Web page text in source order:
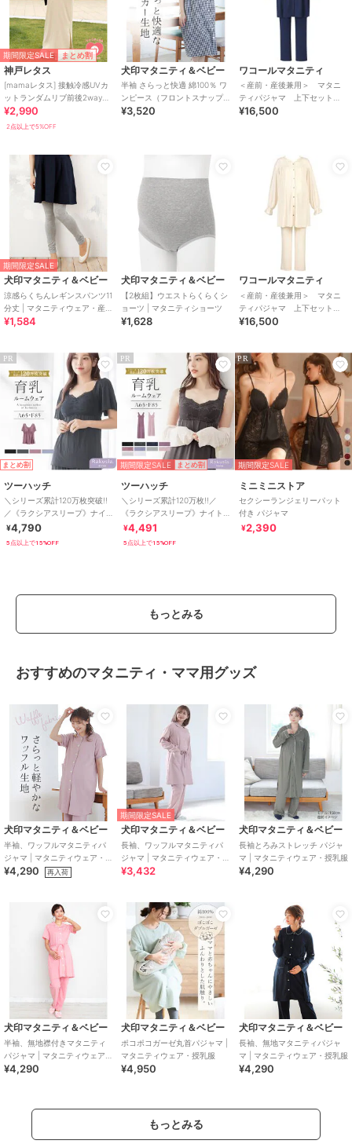
期間限定SALE まとめ割
神戸レタス
[mamaレタス] 接触冷感UVカ
ットランダムリブ前後2wayフ
ロントジップマタニティワン
ピース
¥2,990
2点以上で5%OFF
犬印マタニティ＆ベビー
半袖 さらっと快適 綿100％ ワ
ンピース（フロントスナップ
タイプ） | マタニティウェア・
¥3,520
ワコールマタニティ
＜産前・産後兼用＞ マタニ
ティパジャマ 上下セット
（ＭＦＶ２８３）
¥16,500
期間限定SALE
犬印マタニティ＆ベビー
涼感らくちんレギンスパンツ11
分丈 | マタニティウェア・産後
服
¥1,584
犬印マタニティ＆ベビー
【2枚組】ウエストらくらくシ
ョーツ | マタニティショーツ
¥1,628
ワコールマタニティ
＜産前・産後兼用＞ マタニ
ティパジャマ 上下セット
（ＭＦＹ２３５）
¥16,500
PR
まとめ割
ツーハッチ
＼シリーズ累計120万枚突破!!
／《ラクシアスリープ》ナイ
トブラキャミ半袖
¥4,790
5点以上で15%OFF
PR
期間限定SALE まとめ割
ツーハッチ
＼シリーズ累計120万枚!!／
《ラクシアスリープ》ナイト
ブラワンピース 【ナイトブラ
一体型】
¥4,491
5点以上で15%OFF
PR
期間限定SALE
ミニミニストア
セクシーランジェリーパット
付き パジャマ
¥2,390
もっとみる
おすすめのマタニティ・ママ用グッズ
犬印マタニティ＆ベビー
半袖、ワッフルマタニティパ
ジャマ | マタニティウェア・授
乳服
¥4,290 再入荷
期間限定SALE
犬印マタニティ＆ベビー
長袖、ワッフルマタニティパ
ジャマ | マタニティウェア・授
乳服
¥3,432
犬印マタニティ＆ベビー
長袖とろみストレッチ パジャ
マ | マタニティウェア・授乳服
¥4,290
犬印マタニティ＆ベビー
半袖、無地襟付きマタニティ
パジャマ | マタニティウェア・
授乳服
¥4,290
犬印マタニティ＆ベビー
ポコポコガーゼ丸首パジャマ |
マタニティウェア・授乳服
¥4,950
犬印マタニティ＆ベビー
長袖、無地マタニティパジャ
マ | マタニティウェア・授乳服
¥4,290
もっとみる